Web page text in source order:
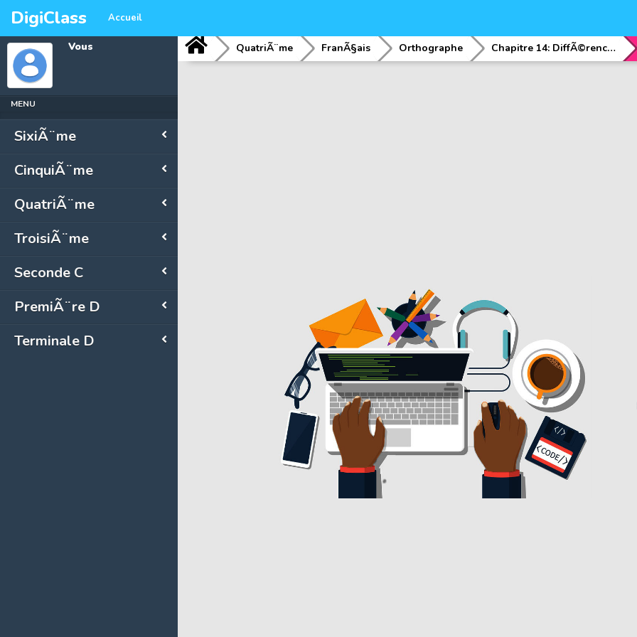
DigiClass Accueil
Vous
MENU
SixiÃ¨me
CinquiÃ¨me
QuatriÃ¨me
TroisiÃ¨me
Seconde C
PremiÃ¨re D
Terminale D
QuatriÃ¨me FranÃ§ais Orthographe Chapitre 14: DiffÃ©rencier certains verbes homophobes Ã l'indicatif et au subjonctif prÃ©sent